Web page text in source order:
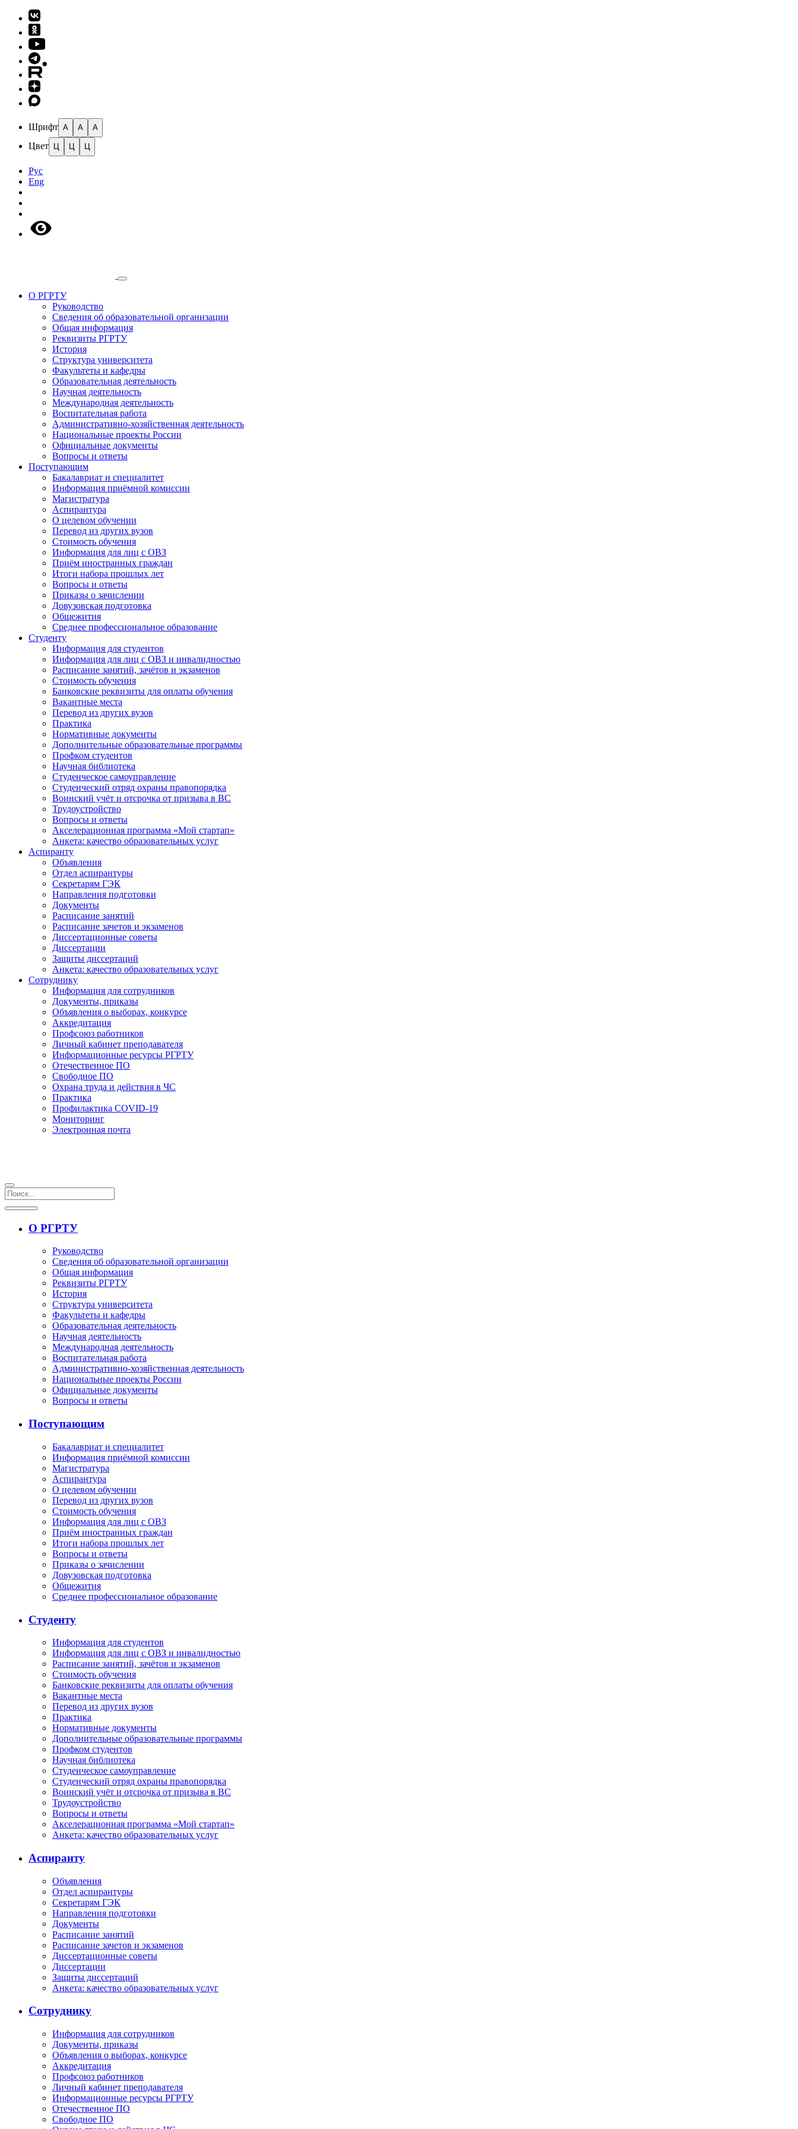
Шрифт A A A
Цвет Ц Ц Ц
Рус
Eng
О РГРТУ
Руководство
Сведения об образовательной организации
Общая информация
Реквизиты РГРТУ
История
Структура университета
Факультеты и кафедры
Образовательная деятельность
Научная деятельность
Международная деятельность
Воспитательная работа
Административно-хозяйственная деятельность
Национальные проекты России
Официальные документы
Вопросы и ответы
Поступающим
Бакалавриат и специалитет
Информация приёмной комиссии
Магистратура
Аспирантура
О целевом обучении
Перевод из других вузов
Стоимость обучения
Информация для лиц с ОВЗ
Приём иностранных граждан
Итоги набора прошлых лет
Вопросы и ответы
Приказы о зачислении
Довузовская подготовка
Общежития
Среднее профессиональное образование
Студенту
Информация для студентов
Информация для лиц с ОВЗ и инвалидностью
Расписание занятий, зачётов и экзаменов
Стоимость обучения
Банковские реквизиты для оплаты обучения
Вакантные места
Перевод из других вузов
Практика
Нормативные документы
Дополнительные образовательные программы
Профком студентов
Научная библиотека
Студенческое самоуправление
Студенческий отряд охраны правопорядка
Воинский учёт и отсрочка от призыва в ВС
Трудоустройство
Вопросы и ответы
Акселерационная программа «Мой стартап»
Анкета: качество образовательных услуг
Аспиранту
Объявления
Отдел аспирантуры
Секретарям ГЭК
Направления подготовки
Документы
Расписание занятий
Расписание зачетов и экзаменов
Диссертационные советы
Диссертации
Защиты диссертаций
Анкета: качество образовательных услуг
Сотруднику
Информация для сотрудников
Документы, приказы
Объявления о выборах, конкурсе
Аккредитация
Профсоюз работников
Личный кабинет преподавателя
Информационные ресурсы РГРТУ
Отечественное ПО
Свободное ПО
Охрана труда и действия в ЧС
Практика
Профилактика COVID-19
Мониторинг
Электронная почта
О РГРТУ
Руководство
Сведения об образовательной организации
Общая информация
Реквизиты РГРТУ
История
Структура университета
Факультеты и кафедры
Образовательная деятельность
Научная деятельность
Международная деятельность
Воспитательная работа
Административно-хозяйственная деятельность
Национальные проекты России
Официальные документы
Вопросы и ответы
Поступающим
Бакалавриат и специалитет
Информация приёмной комиссии
Магистратура
Аспирантура
О целевом обучении
Перевод из других вузов
Стоимость обучения
Информация для лиц с ОВЗ
Приём иностранных граждан
Итоги набора прошлых лет
Вопросы и ответы
Приказы о зачислении
Довузовская подготовка
Общежития
Среднее профессиональное образование
Студенту
Информация для студентов
Информация для лиц с ОВЗ и инвалидностью
Расписание занятий, зачётов и экзаменов
Стоимость обучения
Банковские реквизиты для оплаты обучения
Вакантные места
Перевод из других вузов
Практика
Нормативные документы
Дополнительные образовательные программы
Профком студентов
Научная библиотека
Студенческое самоуправление
Студенческий отряд охраны правопорядка
Воинский учёт и отсрочка от призыва в ВС
Трудоустройство
Вопросы и ответы
Акселерационная программа «Мой стартап»
Анкета: качество образовательных услуг
Аспиранту
Объявления
Отдел аспирантуры
Секретарям ГЭК
Направления подготовки
Документы
Расписание занятий
Расписание зачетов и экзаменов
Диссертационные советы
Диссертации
Защиты диссертаций
Анкета: качество образовательных услуг
Сотруднику
Информация для сотрудников
Документы, приказы
Объявления о выборах, конкурсе
Аккредитация
Профсоюз работников
Личный кабинет преподавателя
Информационные ресурсы РГРТУ
Отечественное ПО
Свободное ПО